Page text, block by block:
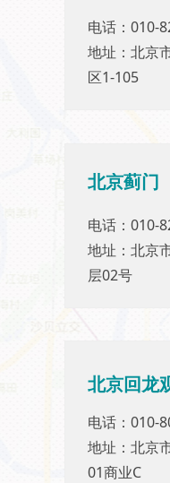
电话：010-
地址：北京
区1-105
电话：010-
地址：北京
区1-105
北京蓟门
电话：010-
地址：北京
层02号
北京蓟门
电话：010-
地址：北京
层02号
北京回龙
电话：010-
地址：北京
01商业C
北京回龙
电话：010-
地址：北京
01商业C